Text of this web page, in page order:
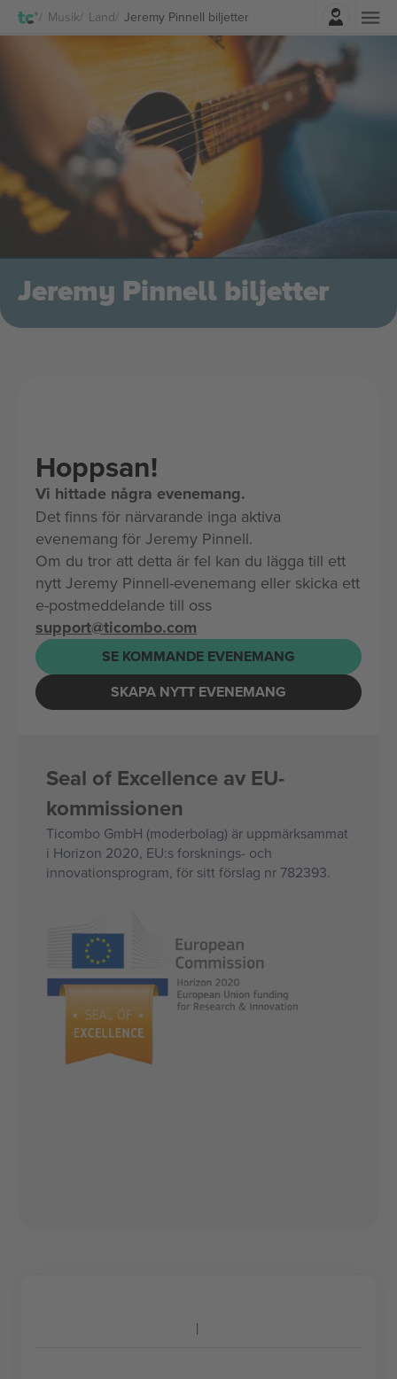
Musik Land Jeremy Pinnell biljetter
Logga in
Jeremy Pinnell biljetter
Hoppsan!
Vi hittade några evenemang.
Det finns för närvarande inga aktiva
evenemang för Jeremy Pinnell.
Om du tror att detta är fel kan du lägga till ett
nytt Jeremy Pinnell-evenemang eller skicka ett
e-postmeddelande till oss
support@ticombo.com
SE KOMMANDE EVENEMANG
SKAPA NYTT EVENEMANG
Seal of Excellence av EU-
kommissionen
Ticombo GmbH (moderbolag) är uppmärksammat
i Horizon 2020, EU:s forsknings- och
innovationsprogram, för sitt förslag nr 782393.